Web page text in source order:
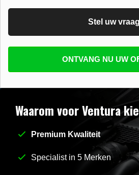
Stel uw vraag
Stel uw vraag*
ONTVANG NU UW
Waarom voor Ventura
Premium Kwaliteit
Specialist in 5 Merken